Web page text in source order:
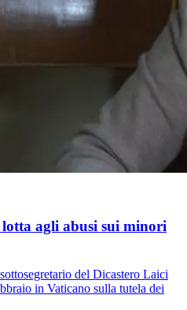
agli abusi sui minori
del Dicastero Laici
in Vaticano sulla tutela dei